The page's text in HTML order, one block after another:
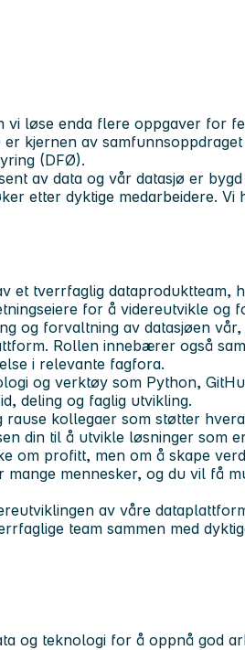
vi løse enda flere oppgaver for
kjernen av
(DFØ).
av data og vår datasjø er
etter dyktige medarbeidere. Vi
et tverrfaglig dataproduktteam,
for å videreutvikle og
og forvaltning av datasjøen
Rollen innebærer også
i relevante fagfora.
og verktøy som Python,
deling og faglig utvikling.
kollegaer som støtter
din til å utvikle løsninger som
om profitt, men om å skape
mennesker, og du vil få
av våre
team sammen med
og teknologi for å oppnå god